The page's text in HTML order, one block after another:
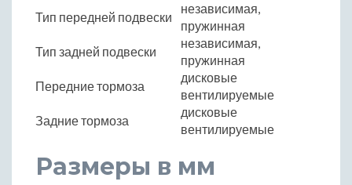
Тип передней подвески
независимая,
пружинная
Тип задней подвески
независимая,
пружинная
Передние тормоза
дисковые
вентилируемые
Задние тормоза
дисковые
вентилируемые
Размеры в мм